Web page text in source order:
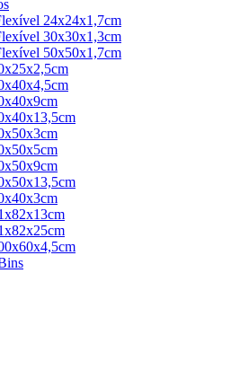
24x24x1,7cm
30x30x1,3cm
50x50x1,7cm